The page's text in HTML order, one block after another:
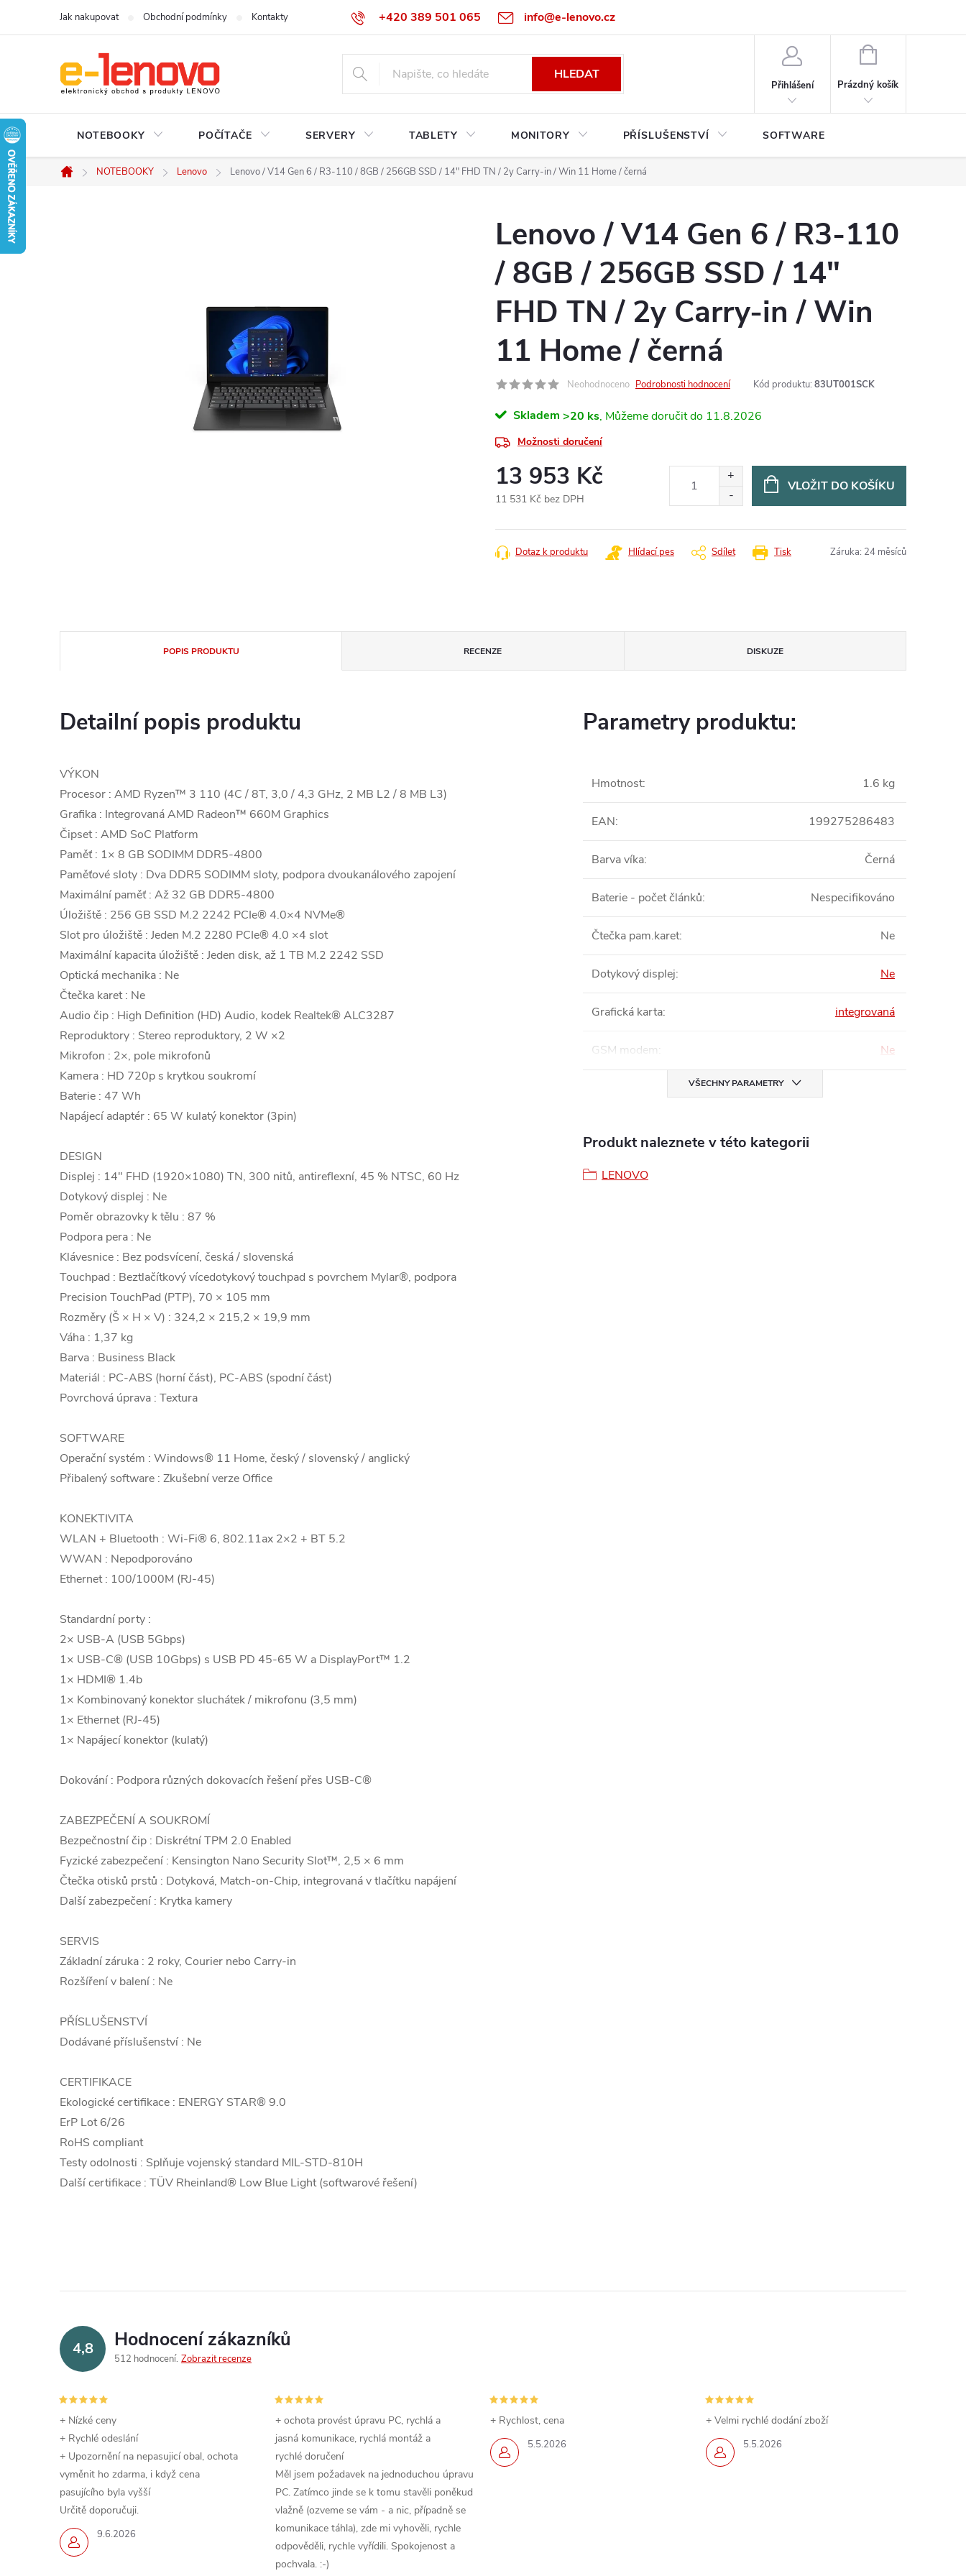
+420 389 501 065 info@e-lenovo.cz
Jak nakupovat Obchodní podmínky Kontakty
HLEDAT
Přihlášení
NÁKUPNÍ
Prázdný košík
NOTEBOOKY POČÍTAČE SERVERY TABLETY MONITORY PŘÍSLUŠENSTVÍ SOFTWARE
Domů
NOTEBOOKY Lenovo Lenovo / V14 Gen 6 / R3-110 / 8GB / 256GB SSD / 14" FHD TN / 2y Carry-in / Win 11 Home / černá
Lenovo / V14 Gen 6 / R3-110
/ 8GB / 256GB SSD / 14"
FHD TN / 2y Carry-in / Win
11 Home / černá
Neohodnoceno Podrobnosti hodnocení Kód produktu: 83UT001SCK
Skladem >20 ks 11.8.2026
Možnosti doručení
13 953 Kč
11 531 Kč bez DPH
cena:
VLOŽIT DO KOŠÍKU
Tisk
Dotaz k produktu Hlídací pes Sdílet Záruka: 24 měsíců
POPIS PRODUKTU RECENZE DISKUZE
Detailní popis produktu
VÝKON
Procesor : AMD Ryzen™ 3 110 (4C / 8T, 3,0 / 4,3 GHz, 2 MB L2 / 8 MB L3)
Grafika : Integrovaná AMD Radeon™ 660M Graphics
Čipset : AMD SoC Platform
Paměť : 1× 8 GB SODIMM DDR5-4800
Paměťové sloty : Dva DDR5 SODIMM sloty, podpora dvoukanálového zapojení
Maximální paměť : Až 32 GB DDR5-4800
Úložiště : 256 GB SSD M.2 2242 PCIe® 4.0×4 NVMe®
Slot pro úložiště : Jeden M.2 2280 PCIe® 4.0 ×4 slot
Maximální kapacita úložiště : Jeden disk, až 1 TB M.2 2242 SSD
Optická mechanika : Ne
Čtečka karet : Ne
Audio čip : High Definition (HD) Audio, kodek Realtek® ALC3287
Reproduktory : Stereo reproduktory, 2 W ×2
Mikrofon : 2×, pole mikrofonů
Kamera : HD 720p s krytkou soukromí
Baterie : 47 Wh
Napájecí adaptér : 65 W kulatý konektor (3pin)
DESIGN
Displej : 14" FHD (1920×1080) TN, 300 nitů, antireflexní, 45 % NTSC, 60 Hz
Dotykový displej : Ne
Poměr obrazovky k tělu : 87 %
Podpora pera : Ne
Klávesnice : Bez podsvícení, česká / slovenská
Touchpad : Beztlačítkový vícedotykový touchpad s povrchem Mylar®, podpora
Precision TouchPad (PTP), 70 × 105 mm
Rozměry (Š × H × V) : 324,2 × 215,2 × 19,9 mm
Váha : 1,37 kg
Barva : Business Black
Materiál : PC-ABS (horní část), PC-ABS (spodní část)
Povrchová úprava : Textura
SOFTWARE
Operační systém : Windows® 11 Home, český / slovenský / anglický
Přibalený software : Zkušební verze Office
KONEKTIVITA
WLAN + Bluetooth : Wi-Fi® 6, 802.11ax 2×2 + BT 5.2
WWAN : Nepodporováno
Ethernet : 100/1000M (RJ-45)
Standardní porty :
2× USB-A (USB 5Gbps)
1× USB-C® (USB 10Gbps) s USB PD 45-65 W a DisplayPort™ 1.2
1× HDMI® 1.4b
1× Kombinovaný konektor sluchátek / mikrofonu (3,5 mm)
1× Ethernet (RJ-45)
1× Napájecí konektor (kulatý)
Dokování : Podpora různých dokovacích řešení přes USB-C®
ZABEZPEČENÍ A SOUKROMÍ
Bezpečnostní čip : Diskrétní TPM 2.0 Enabled
Fyzické zabezpečení : Kensington Nano Security Slot™, 2,5 × 6 mm
Čtečka otisků prstů : Dotyková, Match-on-Chip, integrovaná v tlačítku napájení
Další zabezpečení : Krytka kamery
SERVIS
Základní záruka : 2 roky, Courier nebo Carry-in
Rozšíření v balení : Ne
PŘÍSLUŠENSTVÍ
Dodávané příslušenství : Ne
CERTIFIKACE
Ekologické certifikace : ENERGY STAR® 9.0
ErP Lot 6/26
RoHS compliant
Testy odolnosti : Splňuje vojenský standard MIL-STD-810H
Další certifikace : TÜV Rheinland® Low Blue Light (softwarové řešení)
Parametry produktu:
Hmotnost: 1.6 kg
EAN: 199275286483
Barva víka: Černá
Baterie - počet článků: Nespecifikováno
Čtečka pam.karet: Ne
Dotykový displej: Ne
Grafická karta: integrovaná
GSM modem: Ne
VŠECHNY PARAMETRY
Produkt naleznete v této kategorii
LENOVO
4,8 Hodnocení zákazníků
512 hodnocení Zobrazit recenze
9.6.2026
+ Nízké ceny
+ Rychlé odeslání
+ Upozornění na nepasujicí obal, ochota
vyměnit ho zdarma, i když cena
pasujícího byla vyšší
Určitě doporučuji.
+ ochota provést úpravu PC, rychlá a
jasná komunikace, rychlá montáž a
rychlé doručení
Měl jsem požadavek na jednoduchou úpravu
PC. Zatímco jinde se k tomu stavěli poněkud
vlažně (ozveme se vám - a nic, případně se
komunikace táhla), zde mi vyhověli, rychle
odpověděli, rychle vyřídili. Spokojenost a
pochvala. :-)
5.5.2026
+ Rychlost, cena
5.5.2026
+ Velmi rychlé dodání zboží